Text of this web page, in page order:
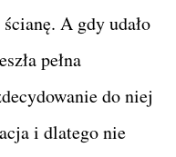
A gdy udało
pełna
do niej
i dlatego nie